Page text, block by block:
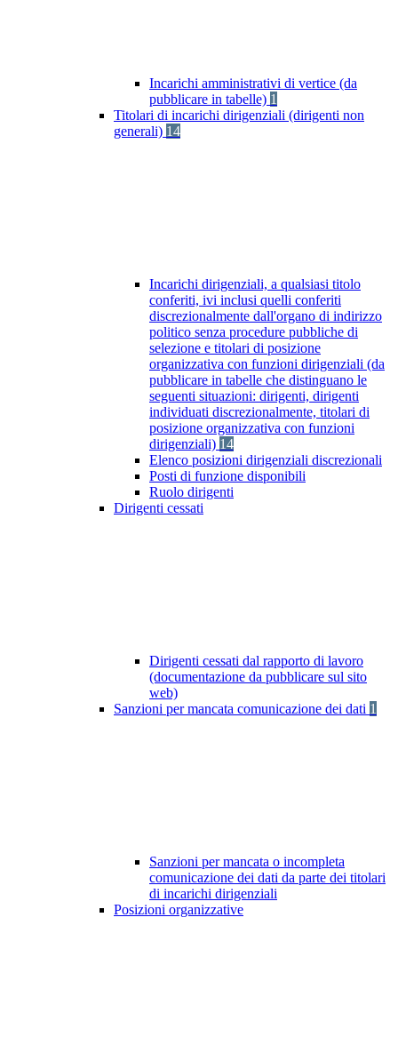
Incarichi amministrativi di vertice (da
pubblicare in tabelle) 1
Titolari di incarichi dirigenziali (dirigenti non
generali) 14
Incarichi dirigenziali, a qualsiasi titolo
conferiti, ivi inclusi quelli conferiti
discrezionalmente dall'organo di indirizzo
politico senza procedure pubbliche di
selezione e titolari di posizione
organizzativa con funzioni dirigenziali (da
pubblicare in tabelle che distinguano le
seguenti situazioni: dirigenti, dirigenti
individuati discrezionalmente, titolari di
posizione organizzativa con funzioni
dirigenziali) 14
Elenco posizioni dirigenziali discrezionali
Posti di funzione disponibili
Ruolo dirigenti
Dirigenti cessati
Dirigenti cessati dal rapporto di lavoro
(documentazione da pubblicare sul sito
web)
Sanzioni per mancata comunicazione dei dati 1
Sanzioni per mancata o incompleta
comunicazione dei dati da parte dei titolari
di incarichi dirigenziali
Posizioni organizzative